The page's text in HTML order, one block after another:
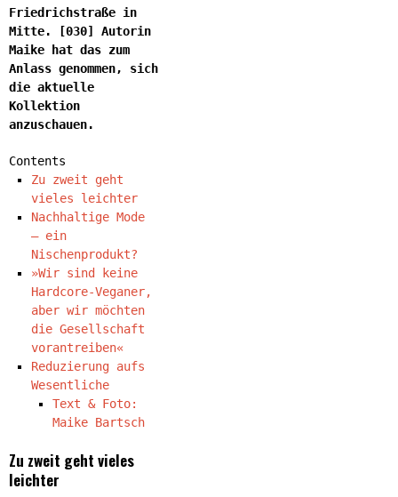
Friedrichstraße in
Mitte. [030] Autorin
Maike hat das zum
Anlass genommen, sich
die aktuelle
Kollektion
anzuschauen.
Contents
Zu zweit geht
vieles leichter
Nachhaltige Mode
– ein
Nischenprodukt?
»Wir sind keine
Hardcore-Veganer,
aber wir möchten
die Gesellschaft
vorantreiben«
Reduzierung aufs
Wesentliche
Text & Foto:
Maike Bartsch
Zu zweit geht vieles
leichter